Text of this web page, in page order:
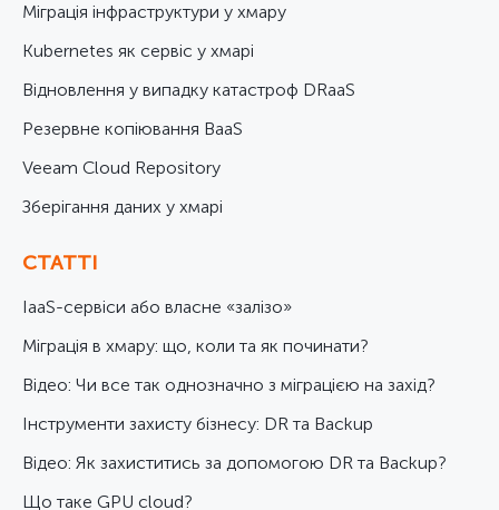
Міграція інфраструктури у хмару
Kubernetes як сервіс у хмарі
Відновлення у випадку катастроф DRaaS
Резервне копіювання BaaS
Veeam Cloud Repository
Зберігання даних у хмарі
СТАТТІ
IaaS-сервіси або власне «залізо»
Міграція в хмару: що, коли та як починати?
Відео: Чи все так однозначно з міграцією на захід?
Інструменти захисту бізнесу: DR та Backup
Відео: Як захиститись за допомогою DR та Backup?
Що таке GPU cloud?